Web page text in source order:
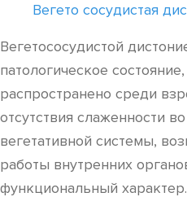
Вегето сосудистая
Вегетососудистой
патологическое
распространено среди
отсутствия слаженности
вегетативной системы,
работы внутренних
функциональный характер.